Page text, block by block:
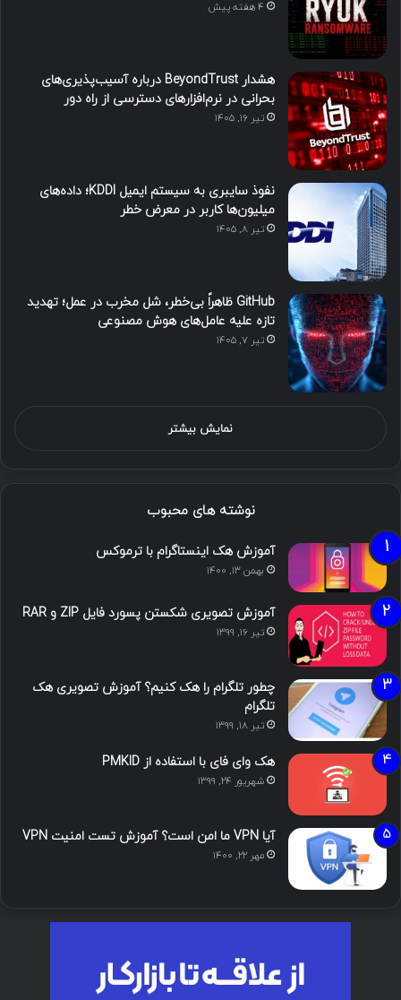
4 هفته پیش
هشدار BeyondTrust درباره آسیب‌پذیری‌های
بحرانی در نرم‌افزارهای دسترسی از راه دور
تیر ۱۶, ۱۴۰۵
نفوذ سایبری به سیستم ایمیل KDDI؛ داده‌های
میلیون‌ها کاربر در معرض خطر
تیر ۸, ۱۴۰۵
GitHub ظاهراً بی‌خطر، شل مخرب در عمل؛ تهدید
تازه علیه عامل‌های هوش مصنوعی
تیر ۷, ۱۴۰۵
نمایش بیشتر
نوشته های محبوب
آموزش هک اینستاگرام با ترموکس
بهمن ۱۳, ۱۴۰۰
آموزش تصویری شکستن پسورد فایل ZIP و RAR
تیر ۱۶, ۱۳۹۹
چطور تلگرام را هک کنیم؟ آموزش تصویری هک
تلگرام
تیر ۱۸, ۱۳۹۹
هک وای فای با استفاده از PMKID
شهریور ۲۴, ۱۳۹۹
آیا VPN ما امن است؟ آموزش تست امنیت VPN
مهر ۲۲, ۱۴۰۰